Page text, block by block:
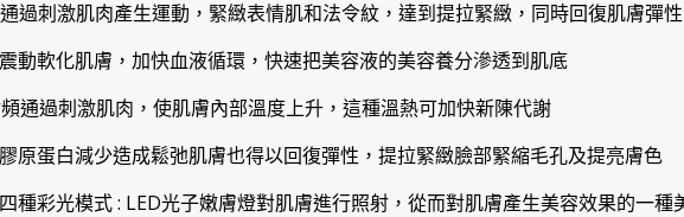
過刺激肌肉產生運動，緊緻表情肌和法令紋，達到提拉緊緻，同時回復肌膚彈性
動軟化肌膚，加快血液循環，快速把美容液的美容養分滲透到肌底
頻通過刺激肌肉，使肌膚內部溫度上升，這種溫熱可加快新陳代謝
原蛋白減少造成鬆弛肌膚也得以回復彈性，提拉緊緻臉部緊縮毛孔及提亮膚色
種彩光模式 : LED光子嫩膚燈對肌膚進行照射，從而對肌膚產生美容效果的一種